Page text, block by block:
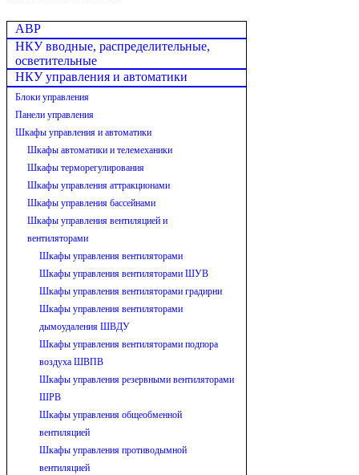
АВР
НКУ вводные, распределительные,
осветительные
НКУ управления и автоматики
Блоки управления
Панели управления
Шкафы управления и автоматики
Шкафы автоматики и телемеханики
Шкафы терморегулирования
Шкафы управления аттракционами
Шкафы управления бассейнами
Шкафы управления вентиляцией и
вентиляторами
Шкафы управления вентиляторами
Шкафы управления вентиляторами ШУВ
Шкафы управления вентиляторами градирни
Шкафы управления вентиляторами
дымоудаления ШВДУ
Шкафы управления вентиляторами подпора
воздуха ШВПВ
Шкафы управления резервными вентиляторами
ШРВ
Шкафы управления общеобменной
вентиляцией
Шкафы управления противодымной
вентиляцией